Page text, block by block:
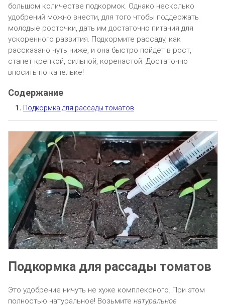
большом количестве подкормок. Однако несколько
удобрений можно внести, для того чтобы поддержать
молодые росточки, дать им достаточно питания для
ускоренного развития. Подкормите рассаду, как
рассказано чуть ниже, и она быстро пойдёт в рост,
станет крепкой, сильной, коренастой. Достаточно
вносить по капельке!
Подкормка для рассады томатов
Подкормка для рассады томатов
Это удобрение ничуть не хуже комплексного. При этом
полностью натуральное! Возьмите натуральное